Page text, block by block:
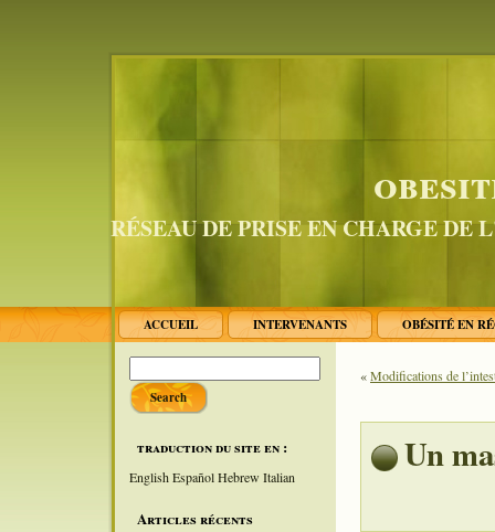
RÉSEAU DE PRISE EN CHARGE DE
ACCUEIL INTERVENANTS OBÉSITÉ EN
traduction du site en :
EnglishEspañolHebrew Italian
Articles récents
«Modifications de
Un